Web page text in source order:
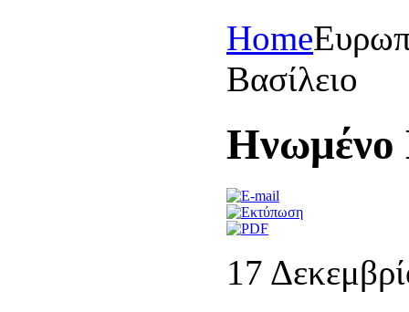
Home
Bασίλειο
Hνωμένο
17